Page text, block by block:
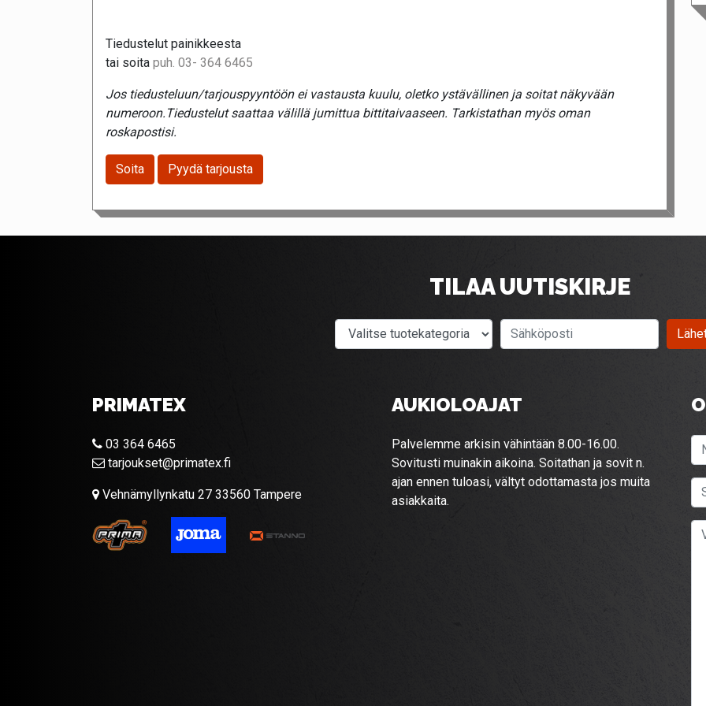
Tiedustelut painikkeesta
tai soita puh. 03- 364 6465
Jos tiedusteluun/tarjouspyyntöön ei vastausta kuulu, oletko ystävällinen ja soitat näkyvään
numeroon.Tiedustelut saattaa välillä jumittua bittitaivaaseen. Tarkistathan myös oman
roskapostisi.
Soita Pyydä tarjousta
TILAA UUTISKIRJE
Valitse tuotekategoria
PRIMATEX
03 364 6465
tarjoukset@primatex.fi
Vehnämyllynkatu 27 33560 Tampere
AUKIOLOAJAT
Palvelemme arkisin vähintään 8.00-16.00.
Sovitusti muinakin aikoina. Soitathan ja sovit n.
ajan ennen tuloasi, vältyt odottamasta jos muita
asiakkaita.